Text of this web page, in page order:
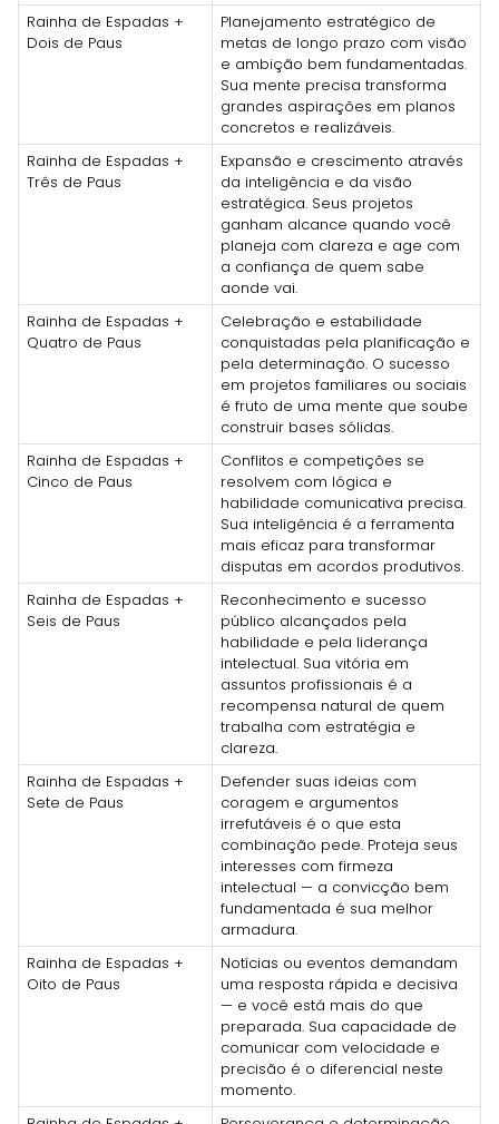
Rainha de Espadas +
Dois de Paus
Planejamento estratégico de
metas de longo prazo com visão
e ambição bem fundamentadas.
Sua mente precisa transforma
grandes aspirações em planos
concretos e realizáveis.
Rainha de Espadas +
Três de Paus
Expansão e crescimento através
da inteligência e da visão
estratégica. Seus projetos
ganham alcance quando você
planeja com clareza e age com
a confiança de quem sabe
aonde vai.
Rainha de Espadas +
Quatro de Paus
Celebração e estabilidade
conquistadas pela planificação e
pela determinação. O sucesso
em projetos familiares ou sociais
é fruto de uma mente que soube
construir bases sólidas.
Rainha de Espadas +
Cinco de Paus
Conflitos e competições se
resolvem com lógica e
habilidade comunicativa precisa.
Sua inteligência é a ferramenta
mais eficaz para transformar
disputas em acordos produtivos.
Rainha de Espadas +
Seis de Paus
Reconhecimento e sucesso
público alcançados pela
habilidade e pela liderança
intelectual. Sua vitória em
assuntos profissionais é a
recompensa natural de quem
trabalha com estratégia e
clareza.
Rainha de Espadas +
Sete de Paus
Defender suas ideias com
coragem e argumentos
irrefutáveis é o que esta
combinação pede. Proteja seus
interesses com firmeza
intelectual — a convicção bem
fundamentada é sua melhor
armadura.
Rainha de Espadas +
Oito de Paus
Notícias ou eventos demandam
uma resposta rápida e decisiva
— e você está mais do que
preparada. Sua capacidade de
comunicar com velocidade e
precisão é o diferencial neste
momento.